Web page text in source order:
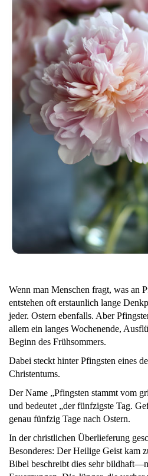
Wenn man Menschen fragt, was an
entstehen oft erstaunlich lange
jeder. Ostern ebenfalls. Aber
allem ein langes Wochenende,
Beginn des Frühsommers.
Dabei steckt hinter Pfingsten eines
Christentums.
Der Name „Pfingsten stammt vom
und bedeutet „der fünfzigste Tag.
genau fünfzig Tage nach Ostern.
In der christlichen Überlieferung
Besonderes: Der Heilige Geist kam
Bibel beschreibt dies sehr